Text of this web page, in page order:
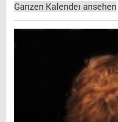
Ganzen Kalender ansehen